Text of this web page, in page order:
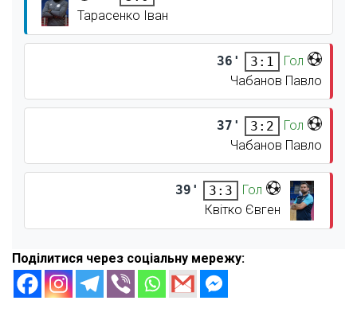
Тарасенко Іван
36' 3:1
Гол
Чабанов Павло
37' 3:2
Гол
Чабанов Павло
39' 3:3
Гол
Квітко Євген
Поділитися через соціальну мережу: